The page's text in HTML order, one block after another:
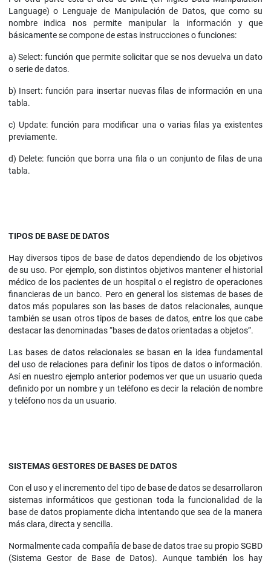
Language) o Lenguaje de Manipulación de Datos, que como su
nombre indica nos permite manipular la información y que
básicamente se compone de estas instrucciones o funciones:
a) Select: función que permite solicitar que se nos devuelva un dato
o serie de datos.
b) Insert: función para insertar nuevas filas de información en una
tabla.
c) Update: función para modificar una o varias filas ya existentes
previamente.
d) Delete: función que borra una fila o un conjunto de filas de una
tabla.
TIPOS DE BASE DE DATOS
Hay diversos tipos de base de datos dependiendo de los objetivos
de su uso. Por ejemplo, son distintos objetivos mantener el historial
médico de los pacientes de un hospital o el registro de operaciones
financieras de un banco. Pero en general los sistemas de bases de
datos más populares son las bases de datos relacionales, aunque
también se usan otros tipos de bases de datos, entre los que cabe
destacar las denominadas “bases de datos orientadas a objetos”.
Las bases de datos relacionales se basan en la idea fundamental
del uso de relaciones para definir los tipos de datos o información.
Así en nuestro ejemplo anterior podemos ver que un usuario queda
definido por un nombre y un teléfono es decir la relación de nombre
y teléfono nos da un usuario.
SISTEMAS GESTORES DE BASES DE DATOS
Con el uso y el incremento del tipo de base de datos se desarrollaron
sistemas informáticos que gestionan toda la funcionalidad de la
base de datos propiamente dicha intentando que sea de la manera
más clara, directa y sencilla.
Normalmente cada compañía de base de datos trae su propio SGBD
(Sistema Gestor de Base de Datos). Aunque también los hay